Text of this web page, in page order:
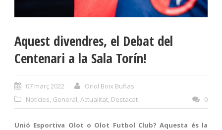
Aquest divendres, el Debat del
Centenari a la Sala Torín!
07 març 2022
Oriol Boix Bufias
Notícies, General, Actualitat, Destacat 0
Unió Esportiva Olot o Olot Futbol Club? Aquesta és la